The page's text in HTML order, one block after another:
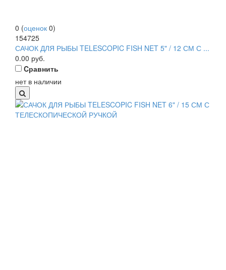
0 (оценок 0)
154725
САЧОК ДЛЯ РЫБЫ TELESCOPIC FISH NET 5" / 12 СМ С ...
0.00 руб.
Cравнить
нет в наличии